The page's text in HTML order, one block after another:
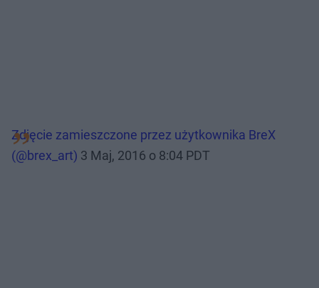
Zdjęcie zamieszczone przez użytkownika BreX
(@brex_art) 3 Maj, 2016 o 8:04 PDT